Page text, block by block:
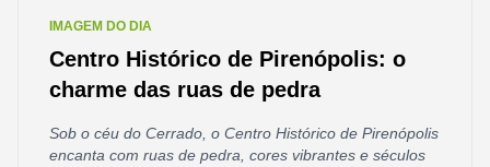
IMAGEM DO DIA
Centro Histórico de Pirenópolis: o
charme das ruas de pedra
Sob o céu do Cerrado, o Centro Histórico de Pirenópolis
encanta com ruas de pedra, cores vibrantes e séculos